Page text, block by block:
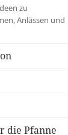
zu
Anlässen und
die Pfanne